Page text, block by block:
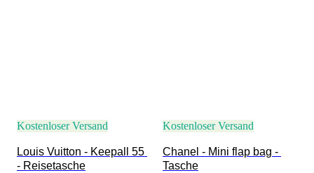
Kostenloser Versand
Louis Vuitton - Keepall 55
- Reisetasche
Kostenloser Versand
Chanel - Mini flap bag -
Tasche